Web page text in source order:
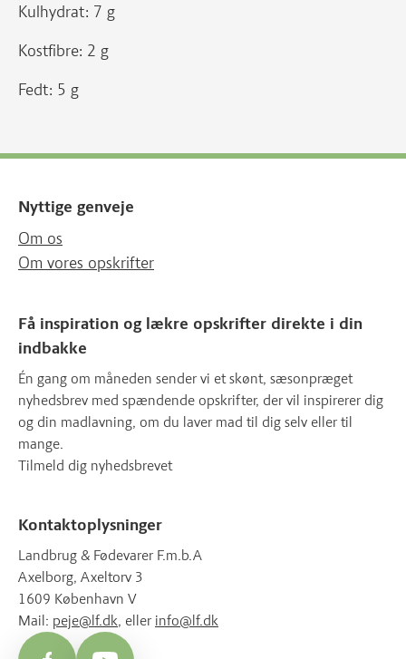
Kulhydrat: 7 g
Kostfibre: 2 g
Fedt: 5 g
Nyttige genveje
Om os
Om vores opskrifter
Få inspiration og lækre opskrifter direkte i din
indbakke
Én gang om måneden sender vi et skønt, sæsonpræget
nyhedsbrev med spændende opskrifter, der vil inspirerer dig
og din madlavning, om du laver mad til dig selv eller til
mange.
Tilmeld dig nyhedsbrevet
Kontaktoplysninger
Landbrug & Fødevarer F.m.b.A
Axelborg, Axeltorv 3
1609 København V
Mail: peje@lf.dk, eller info@lf.dk